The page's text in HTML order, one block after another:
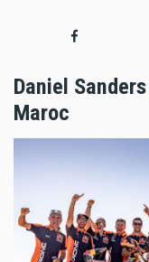
Daniel
Maroc